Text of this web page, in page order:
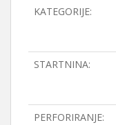
KATEGORIJE:
STARTNINA:
PERFORIRANJE: